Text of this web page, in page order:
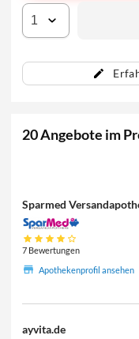
20 Angebote im
Sparmed
7 Bewertungen
Apothekenprofil ansehen
ayvita.de